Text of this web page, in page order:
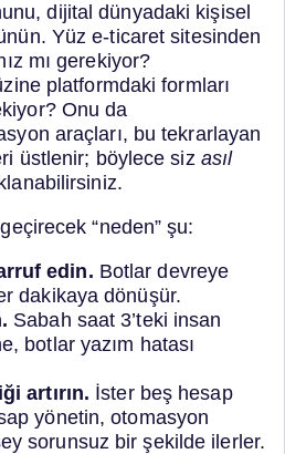
dijital dünyadaki kişisel
Yüz e-ticaret sitesinden
mı gerekiyor?
platformdaki formları
Onu da
araçları, bu tekrarlayan
üstlenir; böylece siz asıl
“neden” şu:
edin. Botlar devreye
dakikaya dönüşür.
Sabah saat 3’teki insan
botlar yazım hatası
artırın. İster beş hesap
yönetin, otomasyon
sorunsuz bir şekilde ilerler.